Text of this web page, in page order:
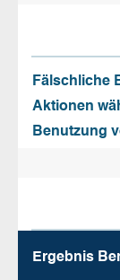
Fälschliche
Aktionen
Benutzung
Ergebnis